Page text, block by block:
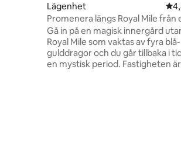
Lägenhet
Promenera längs Royal Mile från
elegant lägenhet
Gå in på en magisk innergård
Royal Mile som vaktas av fyra
gulddragor och du går tillbaka i
en mystisk period. Fastigheten